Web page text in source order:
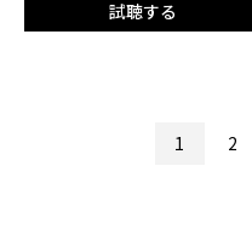
試聴する
1 2